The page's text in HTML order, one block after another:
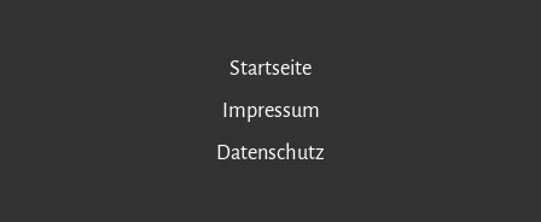
Startseite
Impressum
Datenschutz